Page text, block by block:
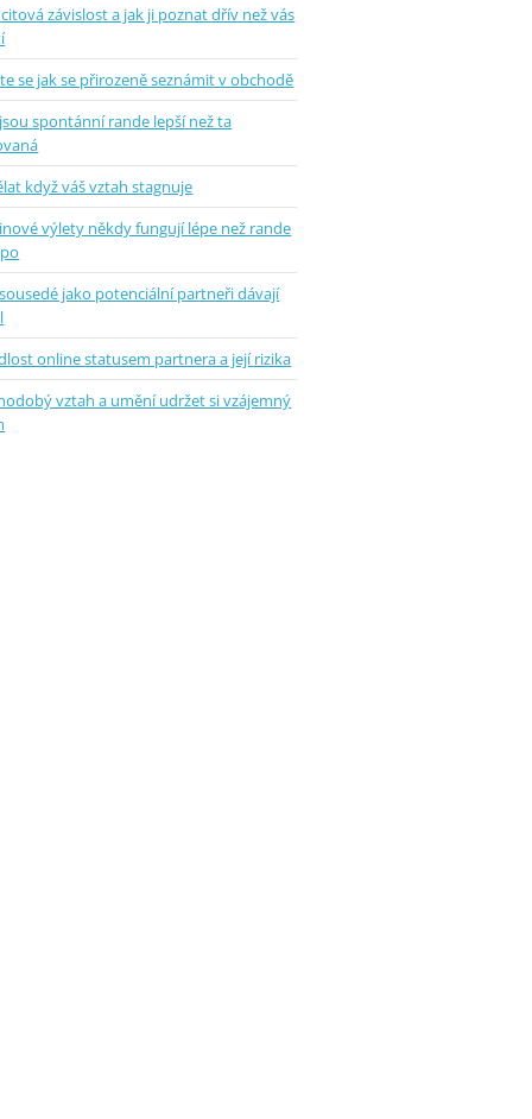
závislost a jak ji poznat dřív než vás
se jak se přirozeně seznámit v obchodě
spontánní rande lepší než ta
když váš vztah stagnuje
výlety někdy fungují lépe než rande
jako potenciální partneři dávají
online statusem partnera a její rizika
vztah a umění udržet si vzájemný